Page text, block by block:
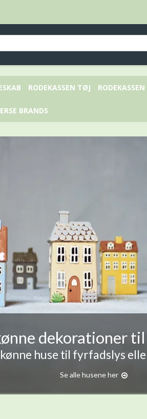
RODEKASSEN TØJ
BRANDS
dekorationer
huse til fyrfadslys
Se alle husene her